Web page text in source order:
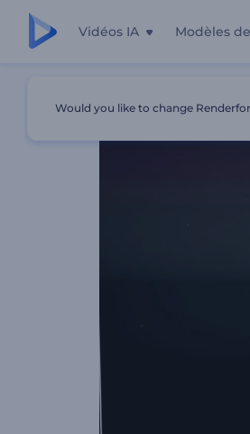
Vidéos IA Modèles
Would you like to change